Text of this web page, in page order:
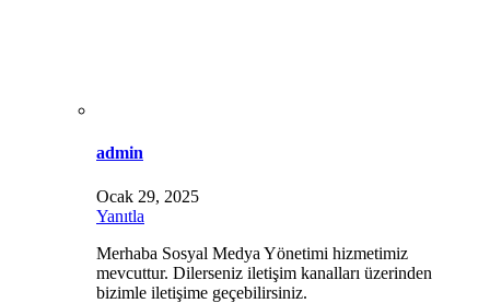
admin
Ocak 29, 2025
Yanıtla
Merhaba Sosyal Medya Yönetimi hizmetimiz
mevcuttur. Dilerseniz iletişim kanalları üzerinden
bizimle iletişime geçebilirsiniz.